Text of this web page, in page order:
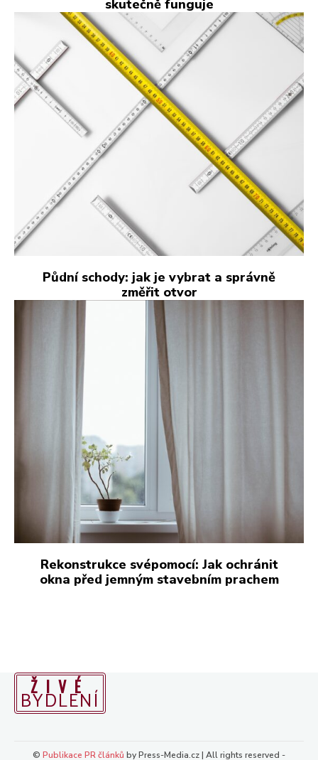
ŽIVÉ
BYDLENÍ
© Publikace PR článků by Press-Media.cz | All rights reserved -